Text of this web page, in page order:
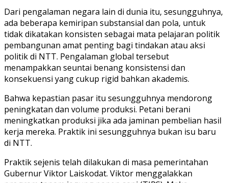
Dari pengalaman negara lain di dunia itu, sesungguhnya,
ada beberapa kemiripan substansial dan pola, untuk
tidak dikatakan konsisten sebagai mata pelajaran politik
pembangunan amat penting bagi tindakan atau aksi
politik di NTT. Pengalaman global tersebut
menampakkan seuntai benang konsistensi dan
konsekuensi yang cukup rigid bahkan akademis.
Bahwa kepastian pasar itu sesungguhnya mendorong
peningkatan dan volume produksi. Petani berani
meningkatkan produksi jika ada jaminan pembelian hasil
kerja mereka. Praktik ini sesungguhnya bukan isu baru
di NTT.
Praktik sejenis telah dilakukan di masa pemerintahan
Gubernur Viktor Laiskodat. Viktor menggalakkan